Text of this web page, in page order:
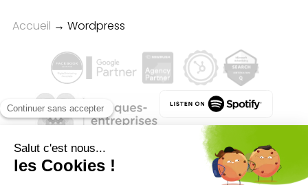
Accueil → Wordpress
Qualité des campagnes en
marketing digital :
4.7/5 étoiles sur107 clients